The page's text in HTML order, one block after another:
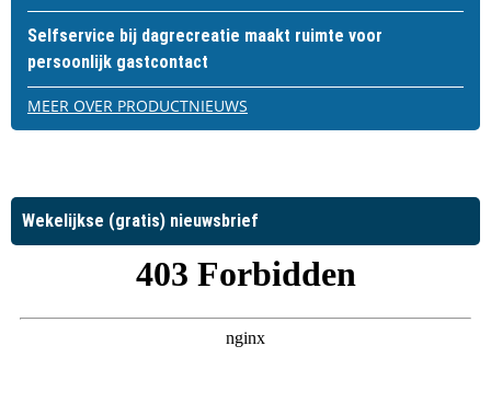
Selfservice bij dagrecreatie maakt ruimte voor
persoonlijk gastcontact
MEER OVER PRODUCTNIEUWS
Wekelijkse (gratis) nieuwsbrief